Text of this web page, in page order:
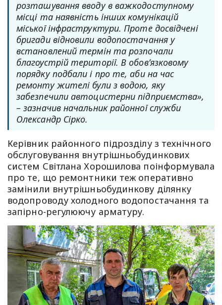
розташування вводу в важкодоступному
місці та наявність інших комунікацій
міської інфраструктури. Проте досвідчені
бригади відновили водопостачання у
встановлений термін та розпочали
благоустрій території. В обов’язковому
порядку подбали і про те, аби на час
ремонту жителі були з водою, яку
забезпечили автоцистерни підприємства»,
– зазначив начальник районної служби
Олександр Сірко.
Керівник районного підрозділу з технічного
обслуговування внутрішньобудинкових
систем Світлана Хорошилова поінформувала
про те, що ремонтники теж оперативно
замінили внутрішньобудинкову ділянку
водопроводу холодного водопостачання та
запірно-регулюючу арматуру.